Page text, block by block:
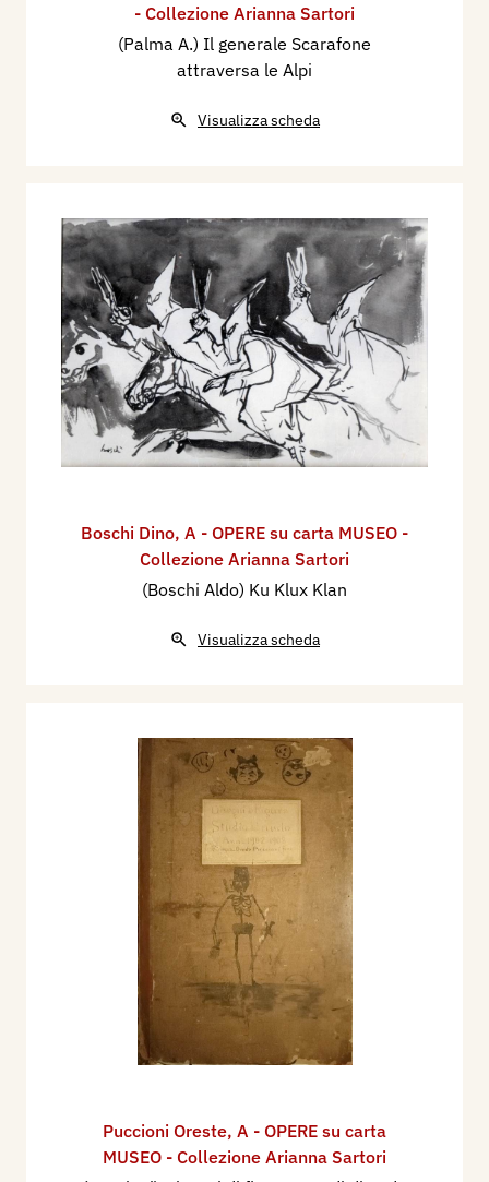
- Collezione Arianna Sartori
(Palma A.) Il generale Scarafone
attraversa le Alpi
Visualizza scheda
Boschi Dino, A - OPERE su carta MUSEO -
Collezione Arianna Sartori
(Boschi Aldo) Ku Klux Klan
Visualizza scheda
Puccioni Oreste, A - OPERE su carta
MUSEO - Collezione Arianna Sartori